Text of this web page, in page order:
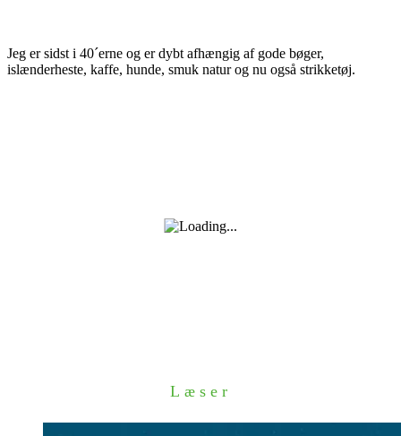
Jeg er sidst i 40´erne og er dybt afhængig af gode bøger,
islænderheste, kaffe, hunde, smuk natur og nu også strikketøj.
Læser